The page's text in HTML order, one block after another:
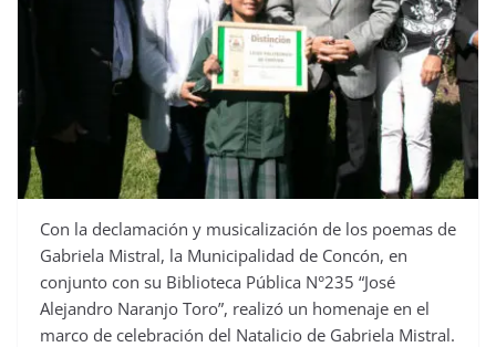
Con la declamación y musicalización de los poemas de
Gabriela Mistral, la Municipalidad de Concón, en
conjunto con su Biblioteca Pública N°235 “José
Alejandro Naranjo Toro”, realizó un homenaje en el
marco de celebración del Natalicio de Gabriela Mistral.